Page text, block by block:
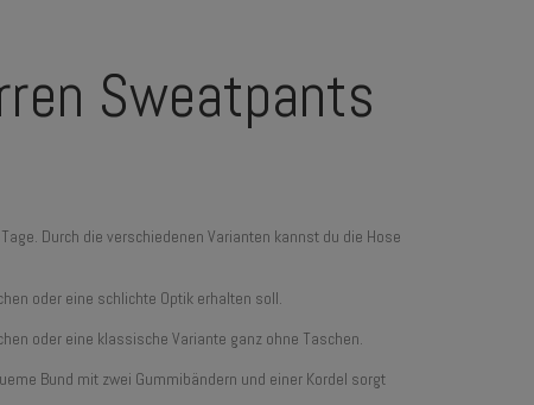
Sweatpants
Durch die verschiedenen Varianten kannst du die Hose
oder eine schlichte Optik erhalten soll.
oder eine klassische Variante ganz ohne Taschen.
Bund mit zwei Gummibändern und einer Kordel sorgt